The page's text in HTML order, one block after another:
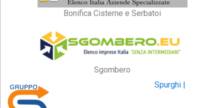
Bonifica Cisterne e Serbatoi
Sgombero
Spurghi |